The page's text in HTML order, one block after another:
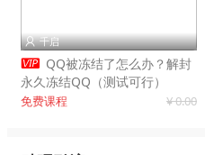
 千启
 QQ被冻结了怎么办？解封
永久冻结QQ（测试可行）
免费课程 ¥ 0.00